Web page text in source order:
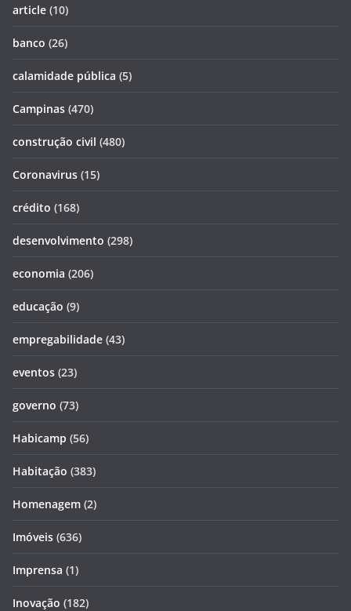
article (10)
banco (26)
calamidade pública (5)
Campinas (470)
construção civil (480)
Coronavirus (15)
crédito (168)
desenvolvimento (298)
economia (206)
educação (9)
empregabilidade (43)
eventos (23)
governo (73)
Habicamp (56)
Habitação (383)
Homenagem (2)
Imóveis (636)
Imprensa (1)
Inovação (182)